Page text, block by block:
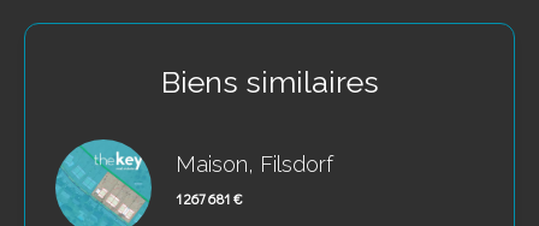
Biens similaires
Maison, Filsdorf
1 267 681 €